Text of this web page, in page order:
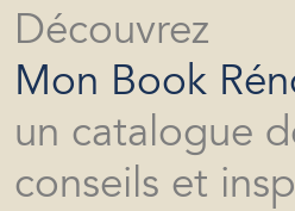
Découvrez
Mon Book
un catalogue
conseils et